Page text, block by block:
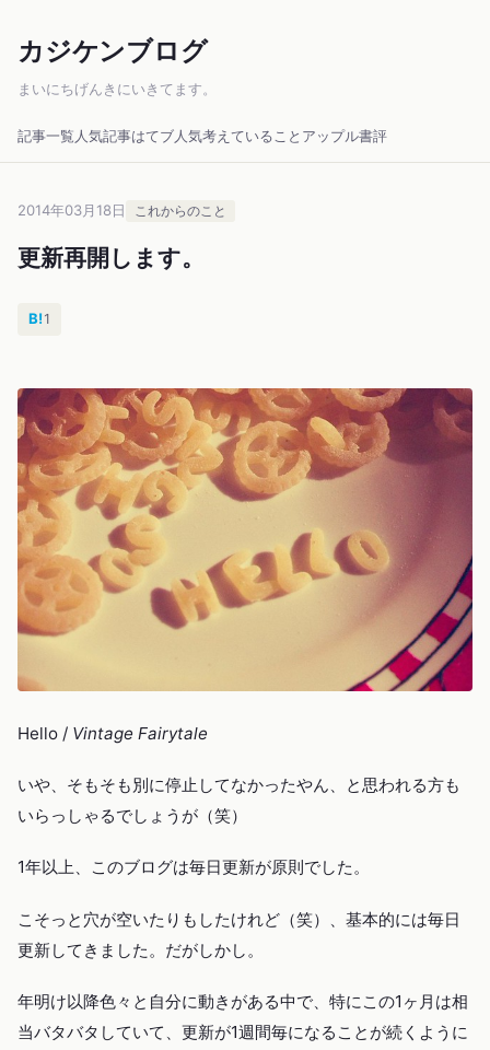
カジケンブログ
まいにちげんきにいきてます。
記事一覧 人気記事はてブ人気考えていること アップル書評
2014年03月18日 これからのこと
更新再開します。
B!1
Hello / Vintage Fairytale
いや、そもそも別に停止してなかったやん、と思われる方も
いらっしゃるでしょうが（笑）
1年以上、このブログは毎日更新が原則でした。
こそっと穴が空いたりもしたけれど（笑）、基本的には毎日
更新してきました。だがしかし。
年明け以降色々と自分に動きがある中で、特にこの1ヶ月は相
当バタバタしていて、更新が1週間毎になることが続くように